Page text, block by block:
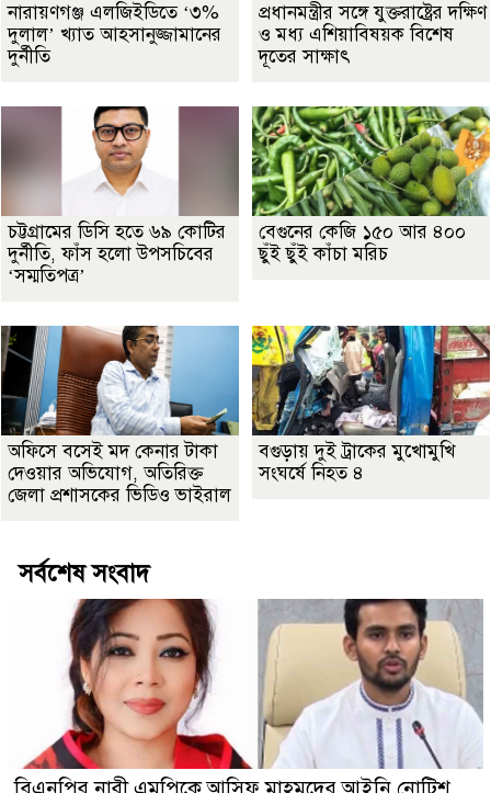
নারায়ণগঞ্জ এলজিইডিতে ‘৩%
দুলাল’ খ্যাত আহসানুজ্জামানের
দুর্নীতি
প্রধানমন্ত্রীর সঙ্গে যুক্তরাষ্ট্রের দক্ষিণ
ও মধ্য এশিয়াবিষয়ক বিশেষ
দূতের সাক্ষাৎ
চট্টগ্রামের ডিসি হতে ৬৯ কোটির
দুর্নীতি, ফাঁস হলো উপসচিবের
‘সম্মতিপত্র’
বেগুনের কেজি ১৫০ আর ৪০০
ছুঁই ছুঁই কাঁচা মরিচ
অফিসে বসেই মদ কেনার টাকা
দেওয়ার অভিযোগ, অতিরিক্ত
জেলা প্রশাসকের ভিডিও ভাইরাল
বগুড়ায় দুই ট্রাকের মুখোমুখি
সংঘর্ষে নিহত ৪
সর্বশেষ সংবাদ